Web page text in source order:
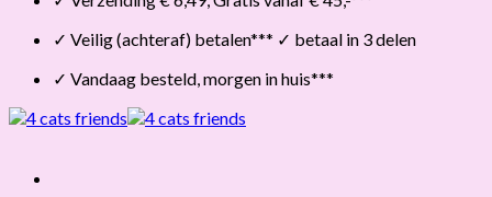
✓ Veilig (achteraf) betalen*** ✓ betaal in 3 delen
✓ Vandaag besteld, morgen in huis***